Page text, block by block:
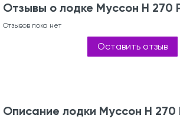
Отзывы о лодке Муссон Н 270
Отзывов пока нет
Оставить отзыв
Описание лодки Муссон Н 270